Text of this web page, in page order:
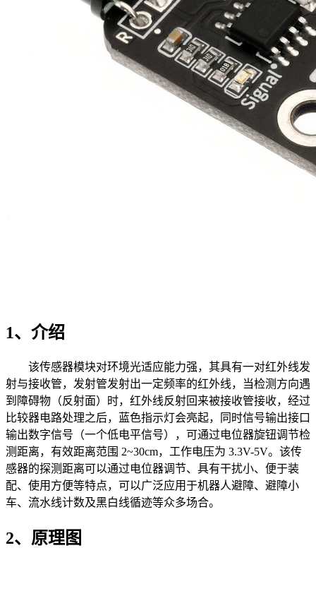
1、介绍
该传感器模块对环境光适应能力强，其具有一对红外线发
射与接收管，发射管发射出一定频率的红外线，当检测方向遇
到障碍物（反射面）时，红外线反射回来被接收管接收，经过
比较器电路处理之后，蓝色指示灯会亮起，同时信号输出接口
输出数字信号（一个低电平信号），可通过电位器旋钮调节检
测距离，有效距离范围 2~30cm，工作电压为 3.3V-5V。该传
感器的探测距离可以通过电位器调节、具有干扰小、便于装
配、使用方便等特点，可以广泛应用于机器人避障、避障小
车、流水线计数及黑白线循迹等众多场合。
2、原理图